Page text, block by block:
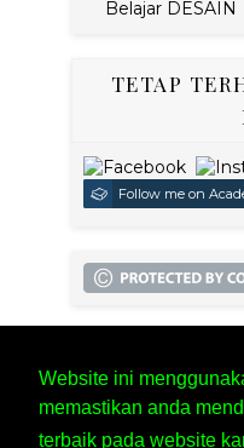
Website ini
memastikan anda
terbaik pada website
Belajar DESAIN
TETAP
Follow me on
SITEMAP
Created By